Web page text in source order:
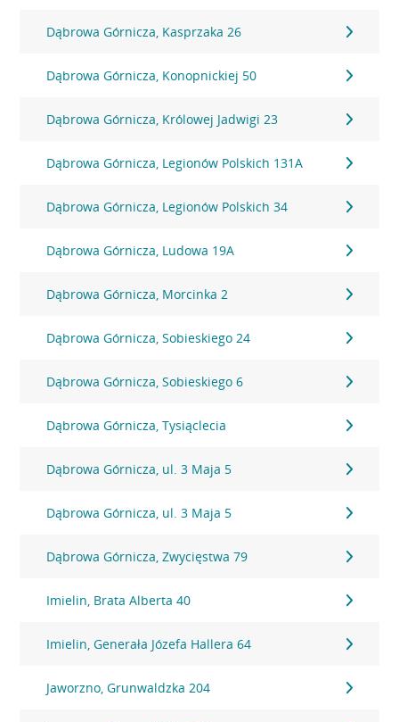
Dąbrowa Górnicza, Kasprzaka 26
Dąbrowa Górnicza, Konopnickiej 50
Dąbrowa Górnicza, Królowej Jadwigi 23
Dąbrowa Górnicza, Legionów Polskich 131A
Dąbrowa Górnicza, Legionów Polskich 34
Dąbrowa Górnicza, Ludowa 19A
Dąbrowa Górnicza, Morcinka 2
Dąbrowa Górnicza, Sobieskiego 24
Dąbrowa Górnicza, Sobieskiego 6
Dąbrowa Górnicza, Tysiąclecia
Dąbrowa Górnicza, ul. 3 Maja 5
Dąbrowa Górnicza, ul. 3 Maja 5
Dąbrowa Górnicza, Zwycięstwa 79
Imielin, Brata Alberta 40
Imielin, Generała Józefa Hallera 64
Jaworzno, Grunwaldzka 204